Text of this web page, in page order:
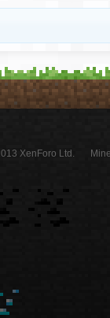
XenForo Ltd.